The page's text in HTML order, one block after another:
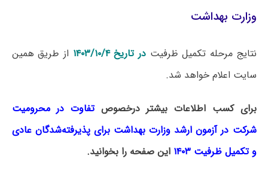
وزارت بهداشت
نتایج مرحله تکمیل ظرفیتدر تاریخ ۱۴۰۳/۱۰/۴
از طریق همین
سایت اعلام خواهد شد.
برای کسب اطلاعات بیشتر درخصوص تفاوت در محرومیت
شرکت در آزمون ارشد وزارت بهداشت برای پذیرفته‌شدگان عادی
و تکمیل ظرفیت ۱۴۰۳
این صفحه را بخوانید.